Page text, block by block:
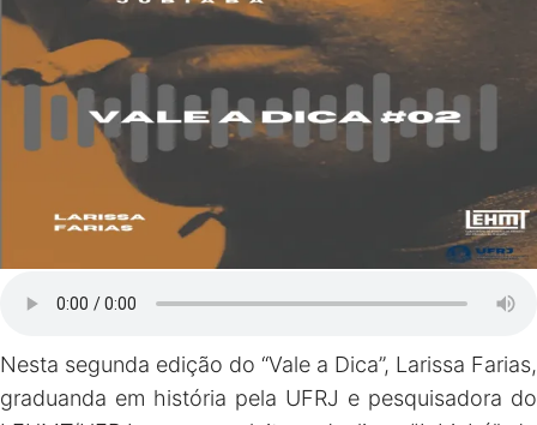
Nesta segunda edição do “Vale a Dica”, Larissa Farias,
graduanda em história pela UFRJ e pesquisadora do